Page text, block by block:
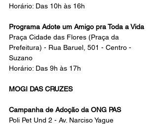
Horário: Das 10h às 16h
Programa Adote um Amigo pra Toda a Vida
Praça Cidade das Flores (Praça da
Prefeitura) - Rua Baruel, 501 - Centro -
Suzano
Horário: Das 9h às 17h
MOGI DAS CRUZES
Campanha de Adoção da ONG PAS
Poli Pet Und 2 - Av. Narciso Yague